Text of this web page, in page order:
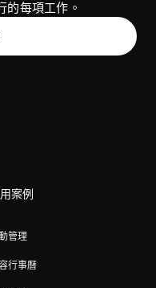
的每項工作。
案例
管理
行事曆